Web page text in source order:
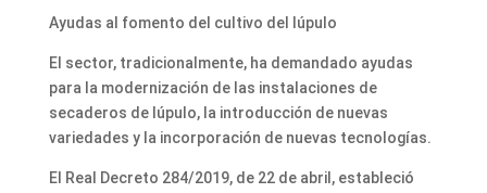
Ayudas al fomento del cultivo del lúpulo
El sector, tradicionalmente, ha demandado ayudas
para la modernización de las instalaciones de
secaderos de lúpulo, la introducción de nuevas
variedades y la incorporación de nuevas tecnologías.
El Real Decreto 284/2019, de 22 de abril, estableció